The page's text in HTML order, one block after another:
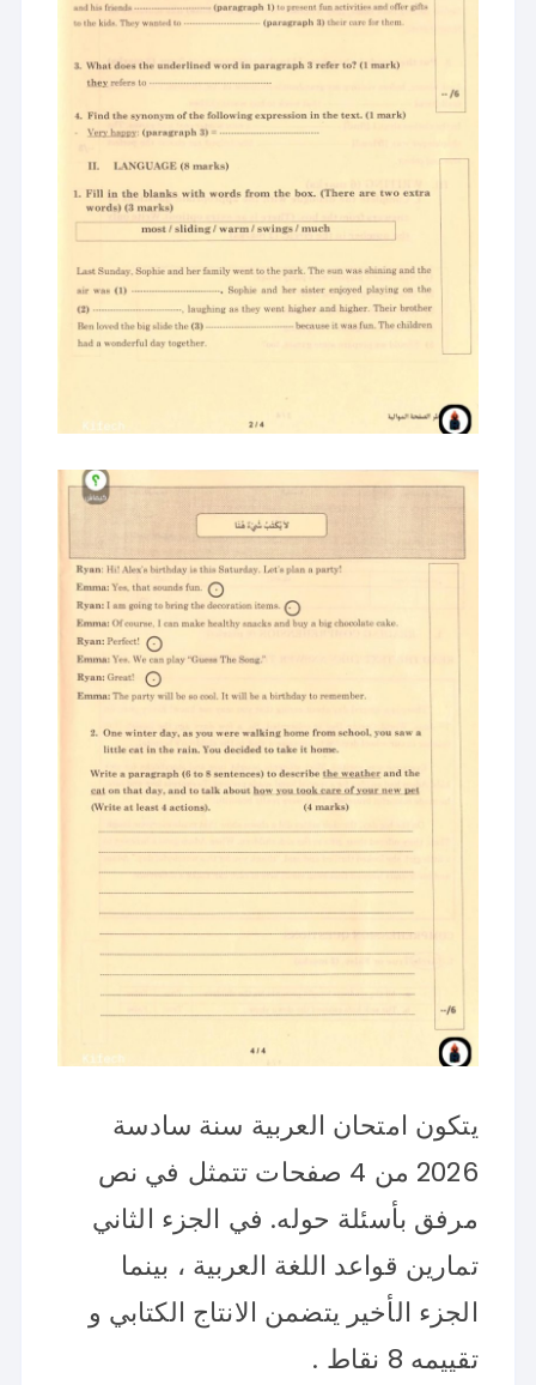
يتكون امتحان العربية سنة سادسة
2026 من 4 صفحات تتمثل في نص
مرفق بأسئلة حوله. في الجزء الثاني
تمارين قواعد اللغة العربية ، بينما
الجزء الأخير يتضمن الانتاج الكتابي و
تقييمه 8 نقاط .